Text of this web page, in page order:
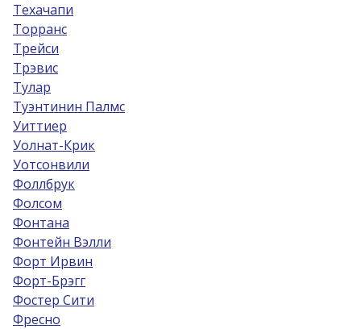
Техачапи
Торранс
Трейси
Трэвис
Тулар
Туэнтинин Палмс
Уиттиер
Уолнат-Крик
Уотсонвили
Фоллбрук
Фолсом
Фонтана
Фонтейн Вэлли
Форт Ирвин
Форт-Брэгг
Фостер Сити
Фресно